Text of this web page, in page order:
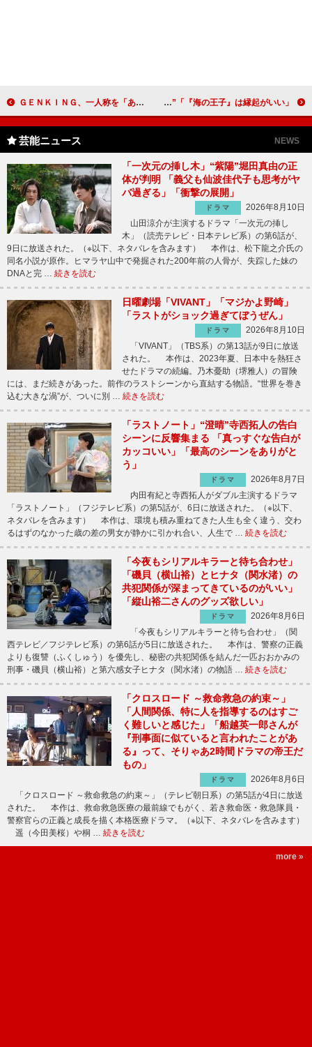
ＧＥＮＫＩＮＧ、一人称を「あたし」に戻す 「ダーリンの反応が気になる」 つるの剛士、眞子さまと小室さんを祝福 “藤沢つながり”「『海の王子』は縁起がいい」
芸能ニュース NEWS
「一次元の挿し木」“紫陽”堀田真由の正
体が判明 「義父も仙波佳代子も思考がヤ
バ過ぎる」「衝撃の展開」
ドラマ
2026年8月10日
山田涼介が主演するドラマ「一次元の挿し
木」（読売テレビ・日本テレビ系）の第6話が、
9日に放送された。（※以下、ネタバレを含みます） 本作は、松下龍之介氏の
同名小説が原作。ヒマラヤ山中で発掘された200年前の人骨が、失踪した妹の
DNAと完 … 続きを読む
日曜劇場「VIVANT」「マジかよ野崎」
「ラストがショック過ぎてぼうぜん」
ドラマ
2026年8月10日
「VIVANT」（TBS系）の第13話が9日に放送
された。 本作は、2023年夏、日本中を熱狂さ
せたドラマの続編。乃木憂助（堺雅人）の冒険
には、まだ続きがあった。前作のラストシーンから直結する物語。“世界を巻き
込む大きな渦”が、ついに別 … 続きを読む
「ラストノート」“澄晴”寺西拓人の告白
シーンに反響集まる 「真っすぐな告白が
カッコいい」「最高のシーンをありがと
う」
ドラマ
2026年8月7日
内田有紀と寺西拓人がダブル主演するドラマ
「ラストノート」（フジテレビ系）の第5話が、6日に放送された。（※以下、
ネタバレを含みます） 本作は、環境も積み重ねてきた人生も全く違う、交わ
るはずのなかった歳の差の男女が静かに引かれ合い、人生で … 続きを読む
「今夜もシリアルキラーと待ち合わせ」
「磯貝（横山裕）とヒナタ（関水渚）の
共犯関係が深まってきているのがいい」
「縦山裕二さんのグッズ欲しい」
ドラマ
2026年8月6日
「今夜もシリアルキラーと待ち合わせ」（関
西テレビ／フジテレビ系）の第6話が5日に放送された。 本作は、警察の正義
よりも復讐（ふくしゅう）を優先し、秘密の共犯関係を結んだ一匹おおかみの
刑事・磯貝（横山裕）と第六感女子ヒナタ（関水渚）の物語 … 続きを読む
「クロスロード ～救命救急の約束～」
「人間関係、特に人を指導するのはすご
く難しいと感じた」「船越英一郎さんが
『刑事面に似ていると言われたことがあ
る』って、そりゃあ2時間ドラマの帝王だ
もの」
ドラマ
2026年8月6日
「クロスロード ～救命救急の約束～」（テレビ朝日系）の第5話が4日に放送
された。 本作は、救命救急医療の最前線でもがく、若き救命医・救急隊員・
警察官らの正義と成長を描く本格医療ドラマ。（※以下、ネタバレを含みます）
遥（今田美桜）や桐 … 続きを読む
more »